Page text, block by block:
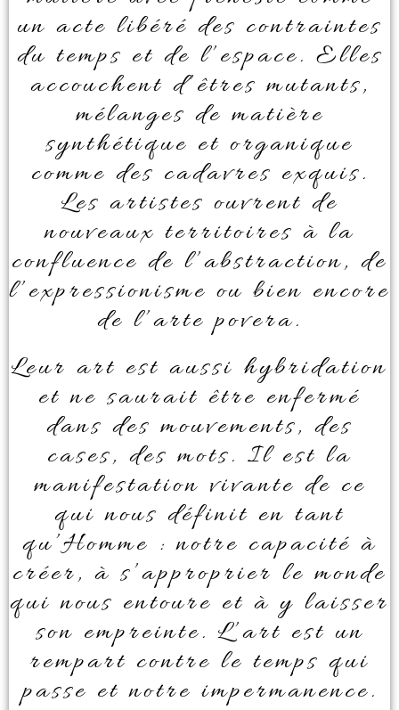
un acte libéré des contraintes
du temps et de l’espace. Elles
accouchent d’êtres mutants,
mélanges de matière
synthétique et organique
comme des cadavres exquis.
Les artistes ouvrent de
nouveaux territoires à la
confluence de l’abstraction, de
l’expressionisme ou bien encore
de l’arte povera.
Leur art est aussi hybridation
et ne saurait être enfermé
dans des mouvements, des
cases, des mots. Il est la
manifestation vivante de ce
qui nous définit en tant
qu’Homme : notre capacité à
créer, à s’approprier le monde
qui nous entoure et à y laisser
son empreinte. L’art est un
rempart contre le temps qui
passe et notre impermanence.